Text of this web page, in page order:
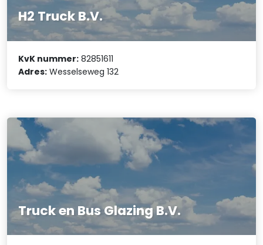
H2 Truck B.V.
KvK nummer: 82851611
Adres: Wesselseweg 132
Truck en Bus Glazing B.V.